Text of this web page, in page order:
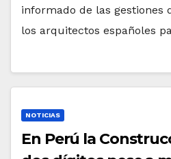
informado de las gestiones
los arquitectos españoles
NOTICIAS
En Perú la